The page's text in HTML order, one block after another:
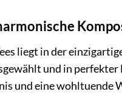
liegt in der
und in
und eine wohltuende